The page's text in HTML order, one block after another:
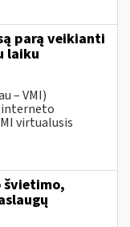
parą veikianti
laiku
– VMI)
virtualusis
švietimo,